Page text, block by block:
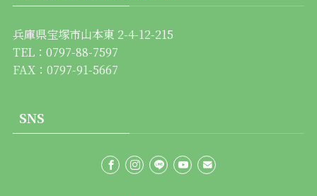
兵庫県宝塚市山本東 2-4-12-215
TEL： 0797-88-7597
FAX：0797-91-5667
SNS